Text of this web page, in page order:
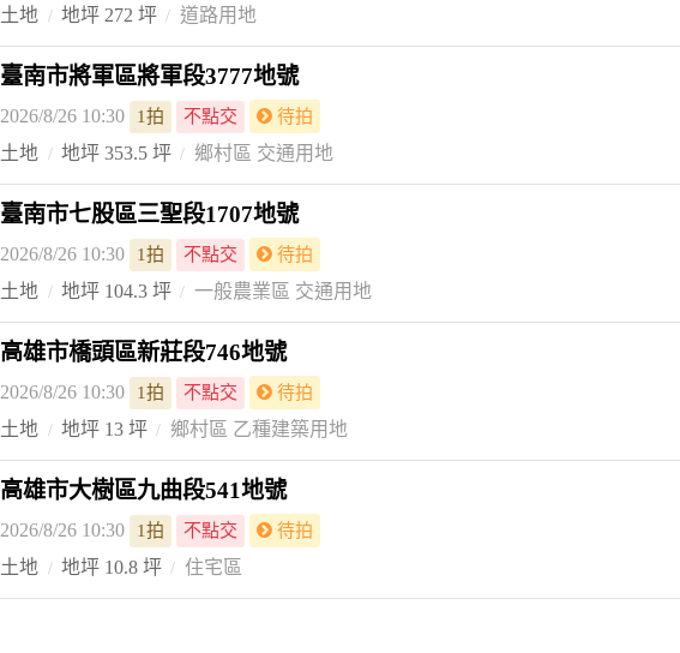
土地 地坪 272 坪 道路用地
臺南市將軍區將軍段3777地號
2026/8/26 10:30 1拍 不點交 待拍
土地 地坪 353.5 坪 鄉村區 交通用地
臺南市七股區三聖段1707地號
2026/8/26 10:30 1拍 不點交 待拍
土地 地坪 104.3 坪 一般農業區 交通用地
高雄市橋頭區新莊段746地號
2026/8/26 10:30 1拍 不點交 待拍
土地 地坪 13 坪 鄉村區 乙種建築用地
高雄市大樹區九曲段541地號
2026/8/26 10:30 1拍 不點交 待拍
土地 地坪 10.8 坪 住宅區